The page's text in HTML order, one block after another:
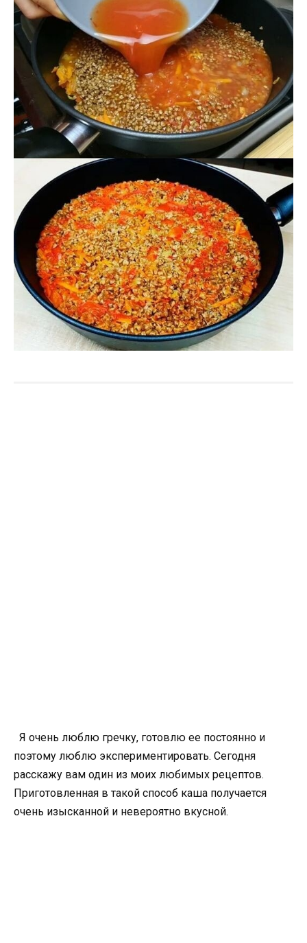
Я очень люблю гречку, готовлю ее постоянно и
поэтому люблю экспериментировать. Сегодня
расскажу вам один из моих любимых рецептов.
Приготовленная в такой способ каша получается
очень изысканной и невероятно вкусной.